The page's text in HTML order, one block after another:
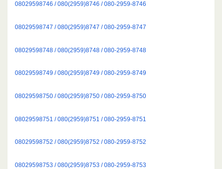
08029598746 / 080(2959)8746 / 080-2959-8746
08029598747 / 080(2959)8747 / 080-2959-8747
08029598748 / 080(2959)8748 / 080-2959-8748
08029598749 / 080(2959)8749 / 080-2959-8749
08029598750 / 080(2959)8750 / 080-2959-8750
08029598751 / 080(2959)8751 / 080-2959-8751
08029598752 / 080(2959)8752 / 080-2959-8752
08029598753 / 080(2959)8753 / 080-2959-8753